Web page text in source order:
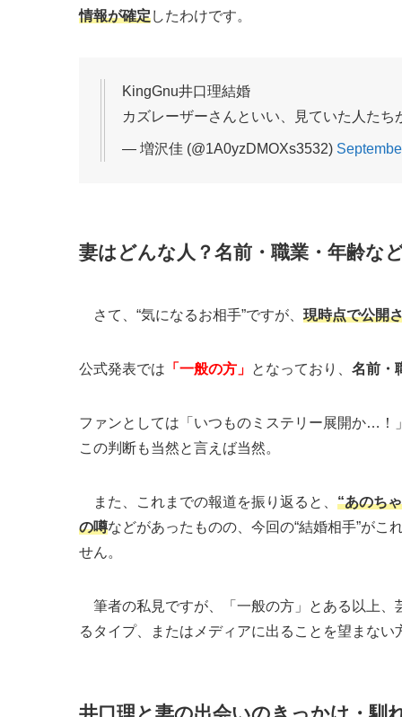
情報が確定したわけです。
KingGnu井口理結婚
カズレーザーさんといい、見ていた人た
— 増沢佳 (@1A0yzDMOXs3532)
妻はどんな人？名前・職業・年齢な
さて、“気になるお相手”ですが、 現時点で公開
公式発表では 「一般の方」 となっており、 名前・
ファンとしては「いつものミステリー展開か…！
この判断も当然と言えば当然。
また、これまでの報道を振り返ると、 “あのち
の噂などがあったものの、今回の“結婚相手”が
せん。
筆者の私見ですが、「一般の方」とある以上、
るタイプ、またはメディアに出ることを望まな